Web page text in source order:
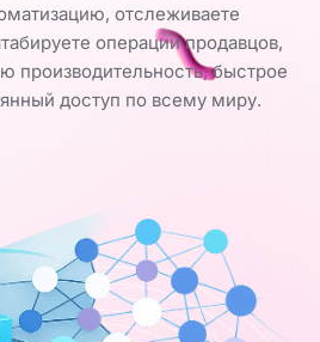
отслеживаете
операции продавцов,
производительность, быстрое
доступ по всему миру.